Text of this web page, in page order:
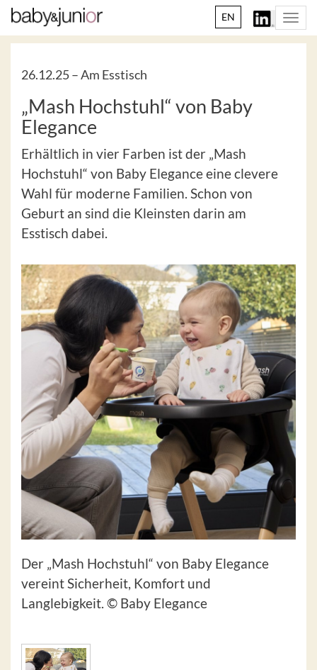
EN
26.12.25 –Am Esstisch
„Mash Hochstuhl“ von Baby
Elegance
Erhältlich in vier Farben ist der „Mash
Hochstuhl“ von Baby Elegance eine clevere
Wahl für moderne Familien. Schon von
Geburt an sind die Kleinsten darin am
Esstisch dabei.
Der „Mash Hochstuhl“ von Baby Elegance
vereint Sicherheit, Komfort und
Langlebigkeit. © Baby Elegance